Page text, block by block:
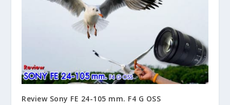
Review Sony FE 24-105 mm. F4 G OSS